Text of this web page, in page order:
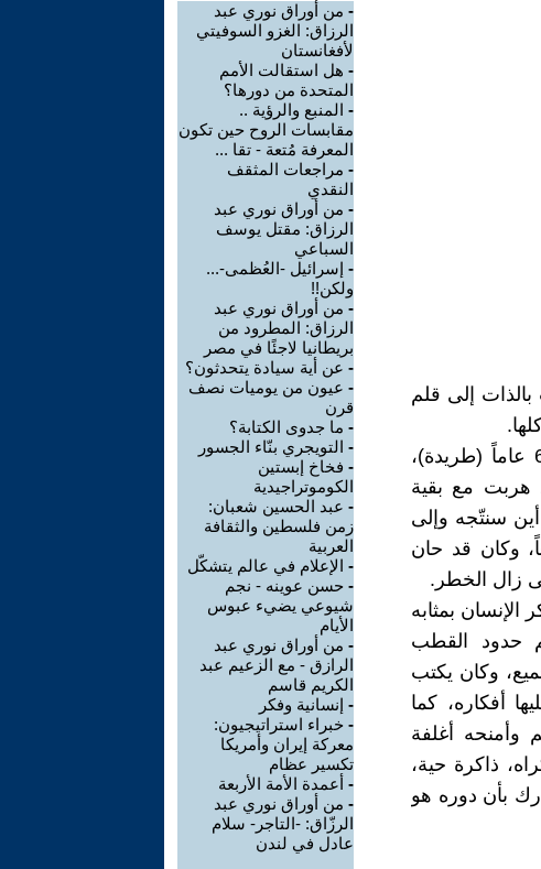
إلى قلم
ترى كيف صار هو الراصد، أي (الصيّاد)، وأنا تعرفت عليه قبل 60 عاماً (طريدة)،
هربت مع بقية
سنتّجه وإلى
وكان قد حان
زال الخطر.
بمثابه
حدود القطب
وكان يكتب
أفكاره، كما
وأمنحه أغلفة
ذاكرة حية،
بأن دوره هو
- من أوراق نوري عبد
الرزاق: الغزو السوفيتي
لأفغانستان
- هل استقالت الأمم
المتحدة من دورها؟
- المنبع والرؤية ..
مقابسات الروح حين تكون
المعرفة مُتعة - تقا ...
- مراجعات المثقف
النقدي
- من أوراق نوري عبد
الرزاق: مقتل يوسف
السباعي
- إسرائيل -العُظمى-...
ولكن!!
- من أوراق نوري عبد
الرزاق: المطرود من
بريطانيا لاجئًا في مصر
- عن أية سيادة يتحدثون؟
- عيون من يوميات نصف
قرن
- ما جدوى الكتابة؟
- التويجري بنّاء الجسور
- فخاخ إبستين
الكوموتراجيدية
- عبد الحسين شعبان:
زمن فلسطين والثقافة
العربية
- الإعلام في عالم يتشكّل
- حسن عوينه - نجم
شيوعي يضيء عبوس
الأيام
- من أوراق نوري عبد
الرازق - مع الزعيم عبد
الكريم قاسم
- إنسانية وفكر
- خبراء استراتيجيون:
معركة إيران وأمريكا
تكسير عظام
- أعمدة الأمة الأربعة
- من أوراق نوري عبد
الرزّاق: -التاجر- سلام
عادل في لندن